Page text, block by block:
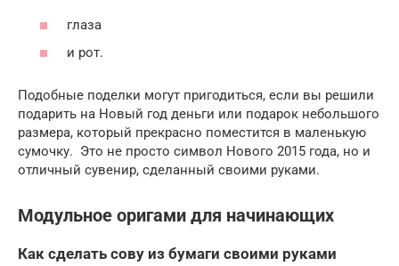
глаза
и рот.
Подобные поделки могут пригодиться, если вы решили
подарить на Новый год деньги или подарок небольшого
размера, который прекрасно поместится в маленькую
сумочку. Это не просто символ Нового 2015 года, но и
отличный сувенир, сделанный своими руками.
Модульное оригами для начинающих
Как сделать сову из бумаги своими руками